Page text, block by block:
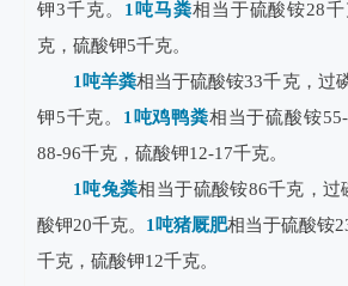
钾3千克。 1吨马粪相当于硫酸铵28
克，硫酸钾5千克。
1吨羊粪相当于硫酸铵33千克，过
钾5千克。 1吨鸡鸭粪相当于硫酸铵
88-96千克，硫酸钾12-17千克。
1吨兔粪相当于硫酸铵86千克，过
酸钾20千克。 1吨猪厩肥相当于硫酸铵
千克，硫酸钾12千克。